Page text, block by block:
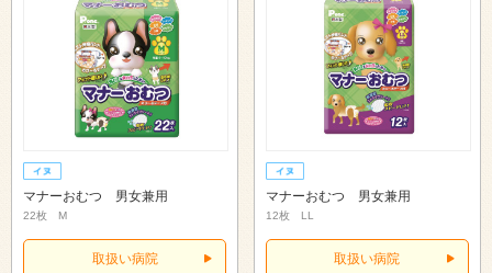
マナーおむつ 男女兼用
22枚 M
取扱い病院
マナーおむつ 男女兼用
12枚 LL
取扱い病院